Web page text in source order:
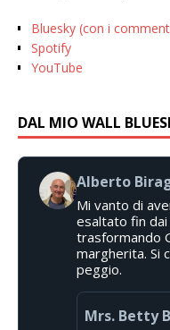
Bluesky (con i
Spotify
YouTube
DAL MIO WALL
Alberto
Mi vanto di
esaltato fin dai
trasformando
margherita. Si
peggio.
Mrs. Betty